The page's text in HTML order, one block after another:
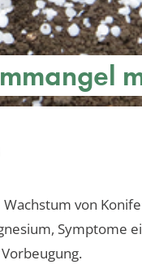
von
Symptome